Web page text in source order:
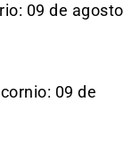
09 de agosto
09 de